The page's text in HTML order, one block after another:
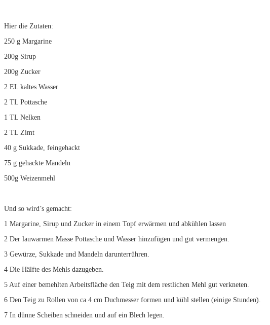
Hier die Zutaten:
250 g Margarine
200g Sirup
200g Zucker
2 EL kaltes Wasser
2 TL Pottasche
1 TL Nelken
2 TL Zimt
40 g Sukkade, feingehackt
75 g gehackte Mandeln
500g Weizenmehl
Und so wird’s gemacht:
1 Margarine, Sirup und Zucker in einem Topf erwärmen und abkühlen lassen
2 Der lauwarmen Masse Pottasche und Wasser hinzufügen und gut vermengen.
3 Gewürze, Sukkade und Mandeln darunterrühren.
4 Die Hälfte des Mehls dazugeben.
5 Auf einer bemehlten Arbeitsfläche den Teig mit dem restlichen Mehl gut verkneten.
6 Den Teig zu Rollen von ca 4 cm Duchmesser formen und kühl stellen (einige Stunden).
7 In dünne Scheiben schneiden und auf ein Blech legen.